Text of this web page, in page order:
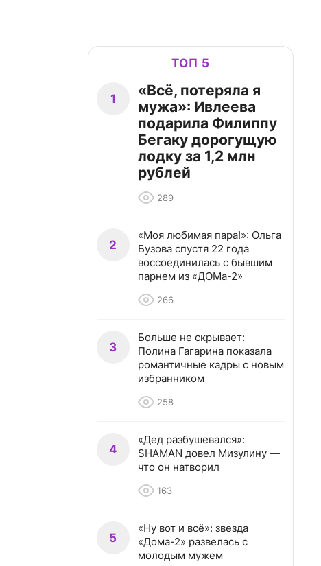
ТОП 5
1
«Всё, потеряла я
мужа»: Ивлеева
подарила Филиппу
Бегаку дорогущую
лодку за 1,2 млн
рублей
289
2
«Моя любимая пара!»: Ольга
Бузова спустя 22 года
воссоединилась с бывшим
парнем из «ДОМа-2»
266
3
Больше не скрывает:
Полина Гагарина показала
романтичные кадры с новым
избранником
258
4
«Дед разбушевался»:
SHAMAN довел Мизулину —
что он натворил
163
5
«Ну вот и всё»: звезда
«Дома-2» развелась с
молодым мужем